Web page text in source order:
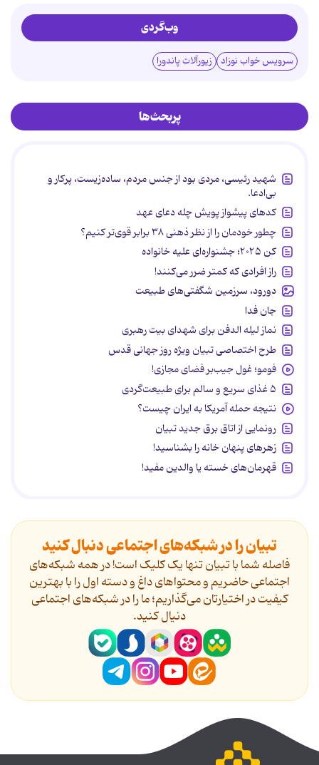
وب‌گردی
سرویس خواب نوزاد زیورآلات پاندورا
پربحث‌ها
شهید رئیسی، مردی بود از جنس مردم، ساده‌زیست، پرکار و
بی‌ادعا.
کدهای پیشواز پویش چله دعای عهد
چطور خودمان را از نظر ذهنی ۳۸ برابر قوی‌تر کنیم؟
کن ۲۰۲۵؛ جشنواره‌ای علیه خانواده
راز افرادی که کمتر ضرر می‌کنند!
دورود، سرزمین شگفتی‌های طبیعت
جان فدا
نماز لیله الدفن برای شهدای بیت رهبری
طرح اختصاصی تبیان ویژه روز جهانی قدس
فومو؛ غول جیب‌بر فضای مجازی!
۵ غذای سریع و سالم برای طبیعت‌گردی
نتیجه حمله آمریکا به ایران چیست؟
رونمایی از اتاق برق جدید تبیان
زهرهای پنهان خانه را بشناسید!
قهرمان‌های خسته یا والدین مفید!
تبیان را در شبکه‌های اجتماعی دنبال کنید
فاصله شما با تبیان تنها یک کلیک است! در همه شبکه‌های
اجتماعی حاضریم و محتواهای داغ و دسته اول را با بهترین
کیفیت در اختیارتان می‌گذاریم؛ ما را در شبکه‌های اجتماعی
دنیال کنید.